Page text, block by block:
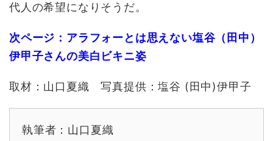
代人の希望になりそうだ。
次ページ：アラフォーとは思えない塩谷（田中）
伊甲子さんの美白ビキニ姿
取材：山口夏織 写真提供：塩谷 (田中)伊甲子
執筆者：山口夏織